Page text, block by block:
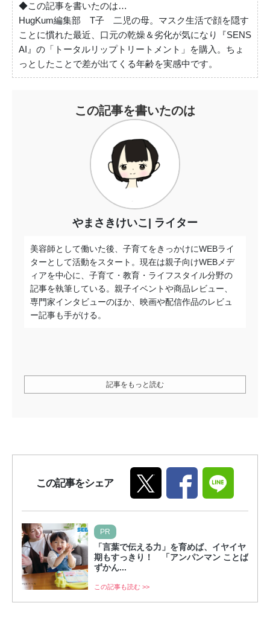
◆この記事を書いたのは…
HugKum編集部 T子 二児の母。マスク生活で顔を隠す
ことに慣れた最近、口元の乾燥＆劣化が気になり『SENS
AI』の「トータルリップトリートメント」を購入。ちょ
っとしたことで差が出てくる年齢を実感中です。
この記事を書いたのは
やまさきけいこ ライター
美容師として働いた後、子育てをきっかけにWEBライ
ターとして活動をスタート。現在は親子向けWEBメデ
ィアを中心に、子育て・教育・ライフスタイル分野の
記事を執筆している。親子イベントや商品レビュー、
専門家インタビューのほか、映画や配信作品のレビュ
ー記事も手がける。
記事をもっと読む
この記事をシェア
PR
「言葉で伝える力」を育めば、イヤイヤ
期もすっきり！ 「アンパンマン ことば
ずかん...
この記事も読む >>